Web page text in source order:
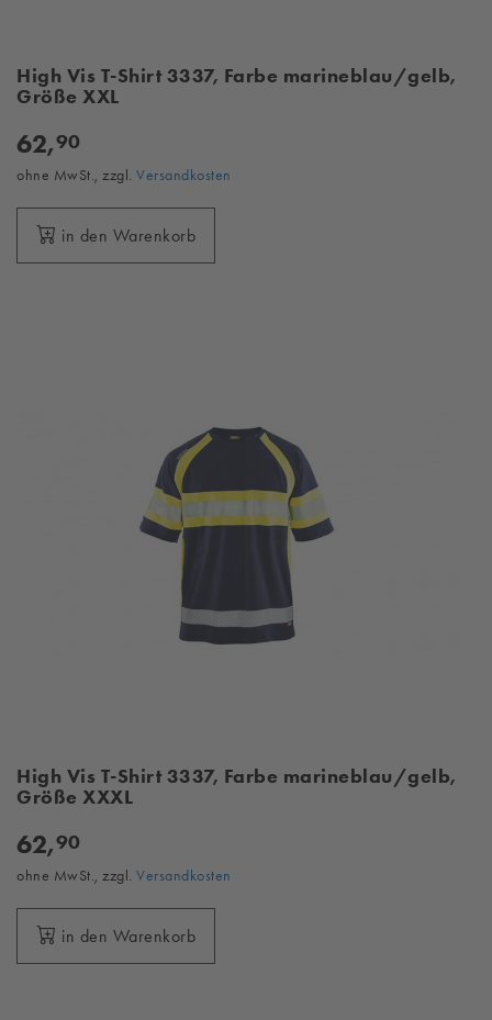
High Vis T-Shirt 3337, Farbe marineblau/gelb,
Größe XXL
62,90
ohne MwSt., zzgl. Versandkosten
in den Warenkorb
High Vis T-Shirt 3337, Farbe marineblau/gelb,
Größe XXXL
62,90
ohne MwSt., zzgl. Versandkosten
in den Warenkorb